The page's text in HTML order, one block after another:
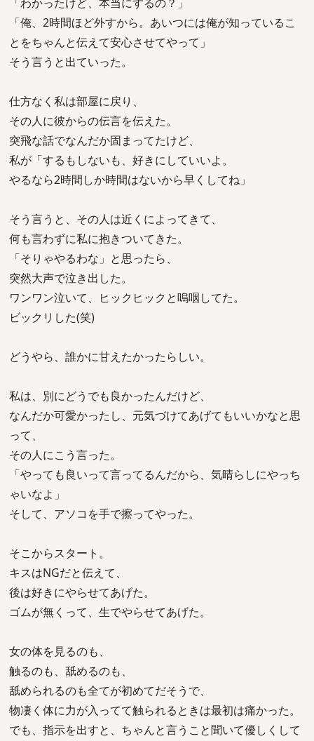
「俺、2時間ほど外すから。あいつには俺が知っているこ
とをちゃんと伝えて安心させてやって」
そう言うと出ていった。
仕方なく私は部屋に戻り、
その人に彼からの伝言を伝えた。
突飛な話でなんだか固まってたけど、
私が「するもしないも、好きにしていいよ。
やるなら2時間しか時間はないから早くしてね」
そう言うと、その人は近くによってきて、
何も言わずに私に抱きついてきた。
「そりゃやるわな」と思ったら、
突然大声で泣き出した。
ワンワン泣いて、ヒックヒックと嗚咽してた。
ビックリした(笑)
どうやら、誰かに甘えたかったらしい。
私は、別にどうでも良かったんだけど、
なんだか可愛かったし、元気づけてあげてもいいかなと思
って、
その人にこう言った。
「やっても良いって言ってるんだから、気晴らしにやっち
ゃいなよ」
そして、アソコを手で擦ってやった。
そこからスタート。
キスはNGだと伝えて、
後は好きにやらせてあげた。
ゴムが無くって、生でやらせてあげた。
女の体を見るのも、
触るのも、舐めるのも、
舐められるのも全てが初めてだそうで、
物凄く体に力が入ってて触られるときは最初は痛かった。
でも、指示を出すと、ちゃんと言うこと聞いて優しくして